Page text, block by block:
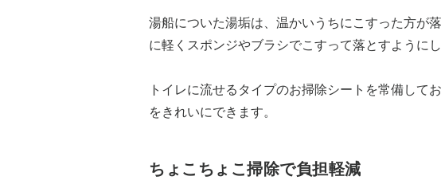
湯船についた湯垢は、温かいうちにこすった方が
に軽くスポンジやブラシでこすって落とすようにし
トイレに流せるタイプのお掃除シートを常備して
をきれいにできます。
ちょこちょこ掃除で負担軽減